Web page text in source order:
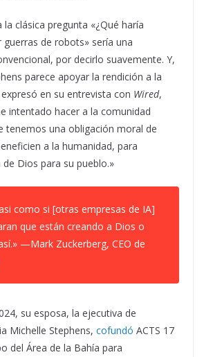
clásica pregunta «¿Qué haría
guerras de robots» sería una
por decirlo suavemente. Y,
parece apoyar la rendición a la
en su entrevista con Wired,
intentado hacer a la comunidad
tenemos una obligación moral de
a la humanidad, para
Dios para su pueblo.»
como si [otras empresas de IA]
que están creando a Dios o
—Mark Zuckerberg, CEO de
su esposa, la ejecutiva de
Michelle Stephens, cofundó ACTS 17
del Área de la Bahía para